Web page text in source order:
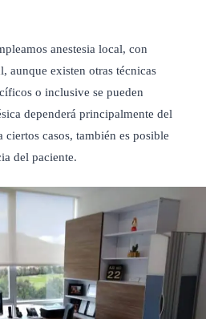
anestesia local, con
aunque existen otras técnicas
o inclusive se pueden
dependerá principalmente del
casos, también es posible
del paciente.